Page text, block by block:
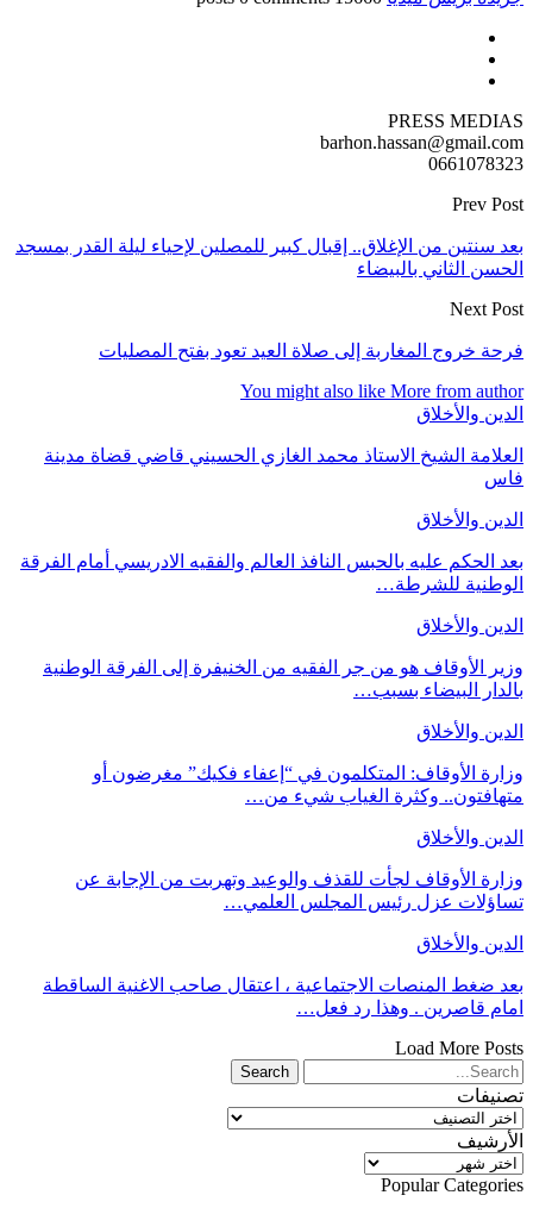
PRESS MEDIAS
barhon.hassan@gmail.com
0661078323
Prev Post
بعد سنتين من الإغلاق.. إقبال كبير للمصلين لإحياء ليلة القدر بمسجد
الحسن الثاني بالبيضاء
Next Post
فرحة خروج المغاربة إلى صلاة العيد تعود بفتح المصليات
You might also like More from author
الدين والأخلاق
العلامة الشيخ الاستاذ محمد الغازي الحسيني قاضي قضاة مدينة
فاس
الدين والأخلاق
بعد الحكم عليه بالحبس النافذ العالم والفقيه الادريسي أمام الفرقة
الوطنية للشرطة…
الدين والأخلاق
وزير الأوقاف هو من جر الفقيه من الخنيفرة إلى الفرقة الوطنية
بالدار البيضاء بسبب…
الدين والأخلاق
وزارة الأوقاف: المتكلمون في “إعفاء فكيك” مغرضون أو
متهافتون.. وكثرة الغياب شيء من…
الدين والأخلاق
وزارة الأوقاف لجأت للقذف والوعيد وتهربت من الإجابة عن
تساؤلات عزل رئيس المجلس العلمي…
الدين والأخلاق
بعد ضغط المنصات الاجتماعية ، اعتقال صاحب الاغنية الساقطة
امام قاصرين . وهذا رد فعل…
Load More Posts
تصنيفات
تصنيفات
الأرشيف
الأرشيف
Popular Categories